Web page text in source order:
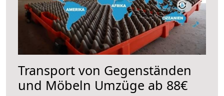
Transport von Gegenständen
und Möbeln Umzüge ab 88€